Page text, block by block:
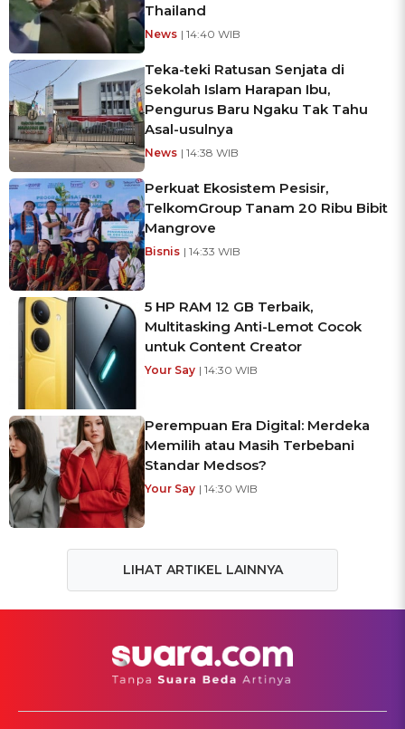
Thailand
News | 14:40 WIB
Teka-teki Ratusan Senjata di
Sekolah Islam Harapan Ibu,
Pengurus Baru Ngaku Tak Tahu
Asal-usulnya
News | 14:38 WIB
Perkuat Ekosistem Pesisir,
TelkomGroup Tanam 20 Ribu Bibit
Mangrove
Bisnis | 14:33 WIB
5 HP RAM 12 GB Terbaik,
Multitasking Anti-Lemot Cocok
untuk Content Creator
Your Say | 14:30 WIB
Perempuan Era Digital: Merdeka
Memilih atau Masih Terbebani
Standar Medsos?
Your Say | 14:30 WIB
LIHAT ARTIKEL LAINNYA